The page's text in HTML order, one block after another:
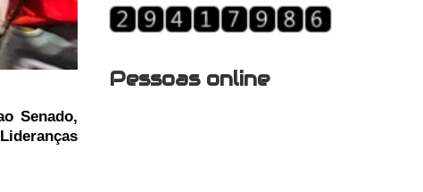
Senado,
Pessoas online